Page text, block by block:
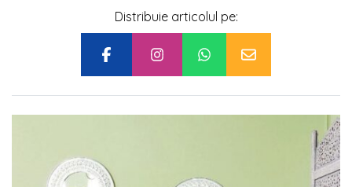
Distribuie articolul pe: